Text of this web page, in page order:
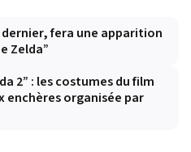
fera une apparition
Zelda”
2” : les costumes du film
enchères organisée par